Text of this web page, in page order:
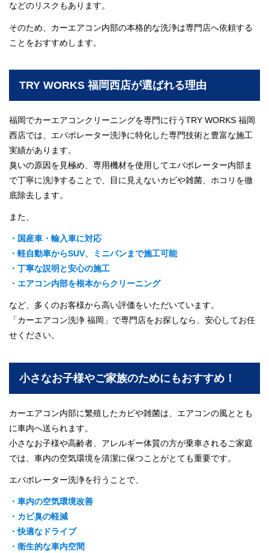
などのリスクもあります。
そのため、カーエアコン内部の本格的な洗浄は専門店へ依頼する
ことをおすすめします。
TRY WORKS 福岡西店が選ばれる理由
福岡でカーエアコンクリーニングを専門に行うTRY WORKS 福岡
西店では、エバポレーター洗浄に特化した専門技術と豊富な施工
実績があります。
臭いの原因を見極め、専用機材を使用してエバポレーター内部ま
で丁寧に洗浄することで、目に見えないカビや雑菌、ホコリを徹
底除去します。
また、
・国産車・輸入車に対応
・軽自動車からSUV、ミニバンまで施工可能
・丁寧な説明と安心の施工
・エアコン内部を根本からクリーニング
など、多くのお客様から高い評価をいただいています。
「カーエアコン洗浄 福岡」で専門店をお探しなら、安心してお任
せください。
小さなお子様やご家族のためにもおすすめ！
カーエアコン内部に繁殖したカビや雑菌は、エアコンの風ととも
に車内へ送られます。
小さなお子様や高齢者、アレルギー体質の方が乗車されるご家庭
では、車内の空気環境を清潔に保つことがとても重要です。
エバポレーター洗浄を行うことで、
・車内の空気環境改善
・カビ臭の軽減
・快適なドライブ
・衛生的な車内空間